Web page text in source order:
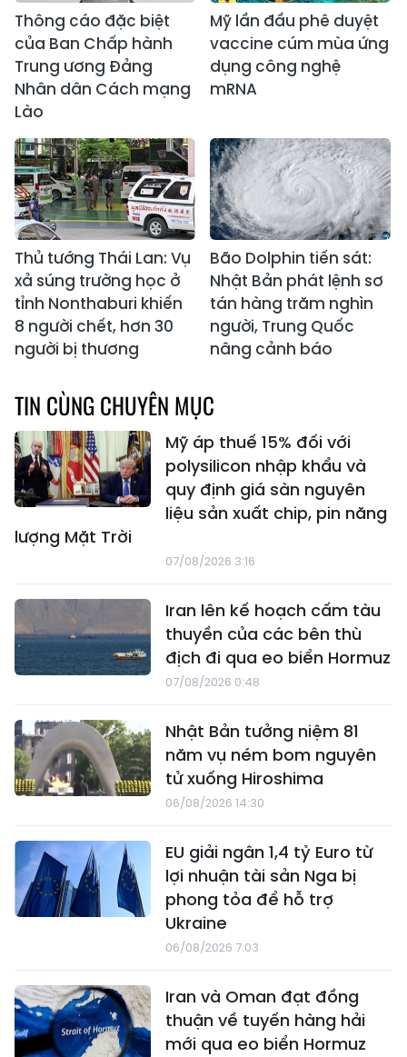
Thông cáo đặc biệt
của Ban Chấp hành
Trung ương Đảng
Nhân dân Cách mạng
Lào
Mỹ lần đầu phê duyệt
vaccine cúm mùa ứng
dụng công nghệ
mRNA
Thủ tướng Thái Lan: Vụ
xả súng trường học ở
tỉnh Nonthaburi khiến
8 người chết, hơn 30
người bị thương
Bão Dolphin tiến sát:
Nhật Bản phát lệnh sơ
tán hàng trăm nghìn
người, Trung Quốc
nâng cảnh báo
TIN CÙNG CHUYÊN MỤC
Mỹ áp thuế 15% đối với
polysilicon nhập khẩu và
quy định giá sàn nguyên
liệu sản xuất chip, pin năng
lượng Mặt Trời
07/08/2026 3:16
Iran lên kế hoạch cấm tàu
thuyền của các bên thù
địch đi qua eo biển Hormuz
07/08/2026 0:48
Nhật Bản tưởng niệm 81
năm vụ ném bom nguyên
tử xuống Hiroshima
06/08/2026 14:30
EU giải ngân 1,4 tỷ Euro từ
lợi nhuận tài sản Nga bị
phong tỏa để hỗ trợ
Ukraine
06/08/2026 7:03
Iran và Oman đạt đồng
thuận về tuyến hàng hải
mới qua eo biển Hormuz